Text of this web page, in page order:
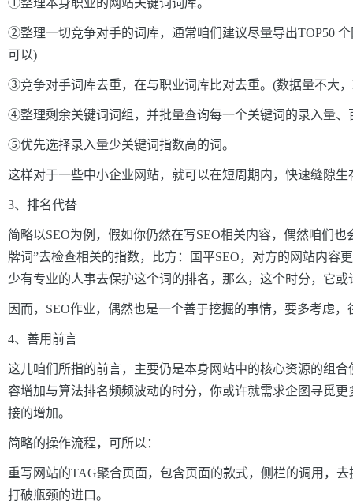
①整理本身职业的网站关键词词库。
②整理一切竞争对手的词库，通常咱们建议尽量导出TOP50
可以)
③竞争对手词库去重，在与职业词库比对去重。(数据量不大
④整理剩余关键词词组，并批量查询每一个关键词的录入量、
⑤优先选择录入量少关键词指数高的词。
这样对于一些中小企业网站，就可以在短周期内，快速缝隙生
3、排名代替
简略以SEO为例，假如你仍然在写SEO相关内容，偶然咱们也
牌词”去检查相关的指数，比方：国平SEO，对方的网站内容
少有专业的人事去保护这个词的排名，那么，这个时分，它
因而，SEO作业，偶然也是一个善于挖掘的事情，要多考虑，
4、善用前言
这儿咱们所指的前言，主要仍是本身网站中的核心资源的组
容增加与算法排名频频波动的时分，你或许就需求企图寻觅
接的增加。
简略的操作流程，可所以：
重写网站的TAG聚合页面，包含页面的款式，侧栏的调用，
打破瓶颈的进口。